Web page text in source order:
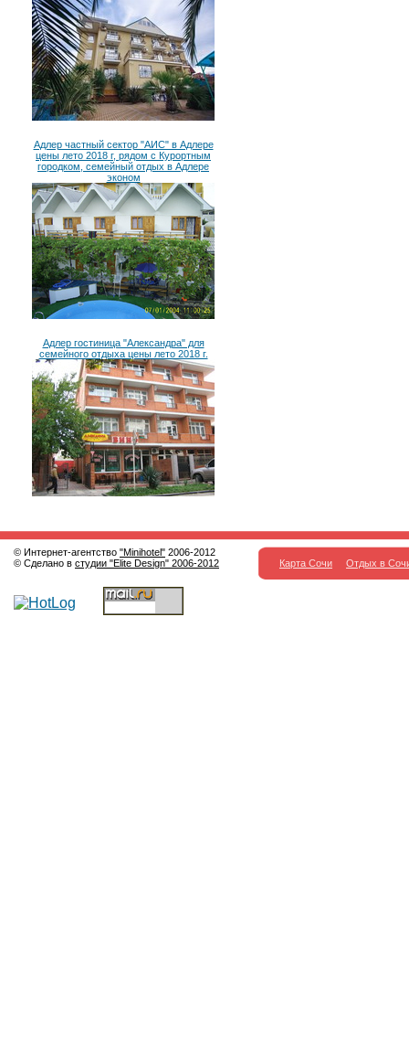
Адлер частный сектор "АИС" в Адлере
цены лето 2018 г, рядом с Курортным
городком, семейный отдых в Адлере
эконом
Адлер гостиница "Александра" для
семейного отдыха цены лето 2018 г.
© Интернет-агентство "Minihotel" 2006-2012
© Сделано в студии "Elite Design" 2006-2012 Карта Сочи Отдых в